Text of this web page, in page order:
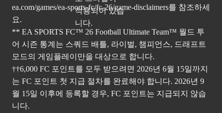
ea.com/games/ea-sports-fc/fc-26/game-disclaimers를 참조하세
요.
** EA SPORTS FC™ 26 Football Ultimate Team™ 월드 투
어 시즌 통계는 스쿼드 배틀, 라이벌, 챔피언스, 드래프트
모드의 게임플레이만을 대상으로 합니다.
††6,000 FC 포인트를 모두 받으려면 2026년 6월 15일까지
는 FC 포인트 첫 지급 절차를 완료해야 합니다. 2026년 9
월 15일 이후에 등록할 경우, FC 포인트는 지급되지 않습
니다.